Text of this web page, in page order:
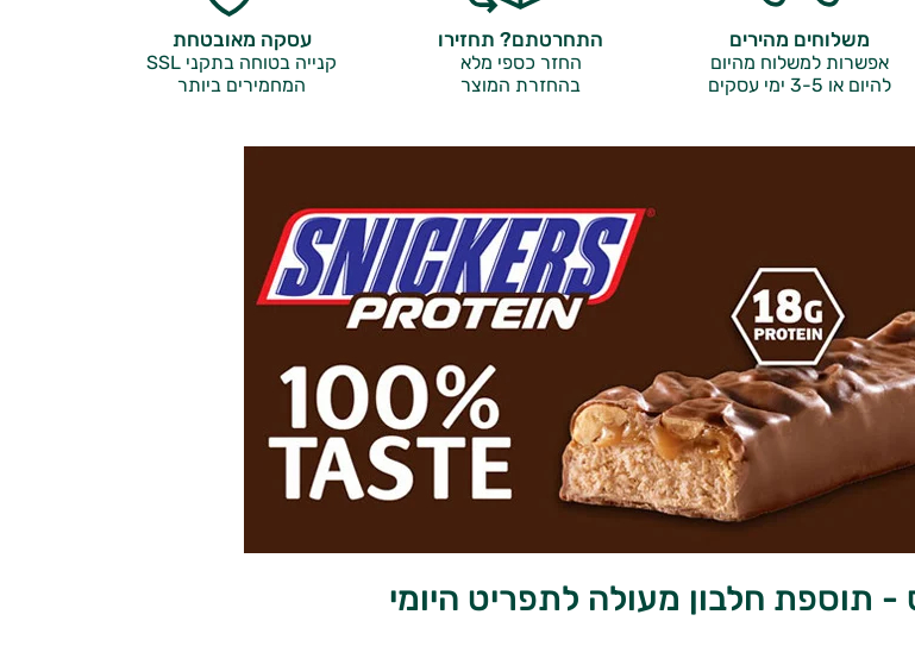
משלוחים מהירים
אפשרות למשלוח מהיום
להיום או 3-5 ימי עסקים
התחרטתם? תחזירו
החזר כספי מלא
בהחזרת המוצר
עסקה מאובטחת
קנייה בטוחה בתקני SSL
המחמירים ביותר
- תוספת חלבון מעולה לתפריט היומי